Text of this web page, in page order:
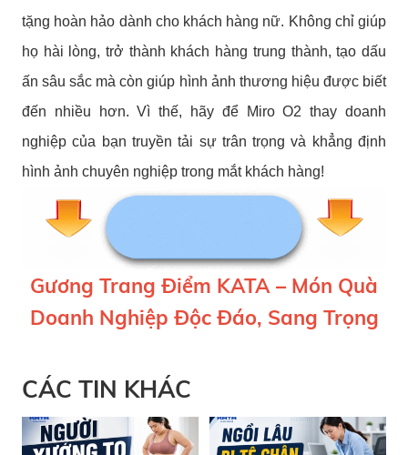
tặng hoàn hảo dành cho khách hàng nữ. Không chỉ giúp
họ hài lòng, trở thành khách hàng trung thành, tạo dấu
ấn sâu sắc mà còn giúp hình ảnh thương hiệu được biết
đến nhiều hơn. Vì thế, hãy để Miro O2 thay doanh
nghiệp của bạn truyền tải sự trân trọng và khẳng định
hình ảnh chuyên nghiệp trong mắt khách hàng!
Gương Trang Điểm KATA – Món Quà
Doanh Nghiệp Độc Đáo, Sang Trọng
CÁC TIN KHÁC